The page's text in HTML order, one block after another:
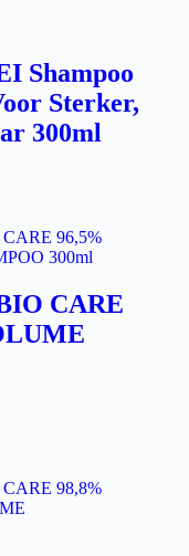
Shampoo
Sterker,
300ml
CARE